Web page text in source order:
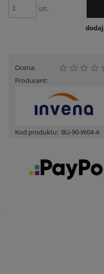
szt.
Ocena:
Producent:
Kod produktu: BU-90-W04-A